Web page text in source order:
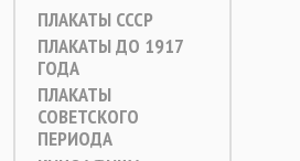
ПЛАКАТЫ СССР
ПЛАКАТЫ ДО 1917
ГОДА
ПЛАКАТЫ
СОВЕТСКОГО
ПЕРИОДА